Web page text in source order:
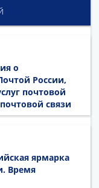
о
России,
почтовой
связи
ярмарка
Время